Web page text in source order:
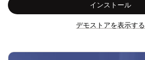
インストール
デモストアを表示する